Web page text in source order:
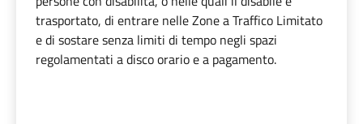
trasportato, di entrare nelle Zone a Traffico Limitato
e di sostare senza limiti di tempo negli spazi
regolamentati a disco orario e a pagamento.